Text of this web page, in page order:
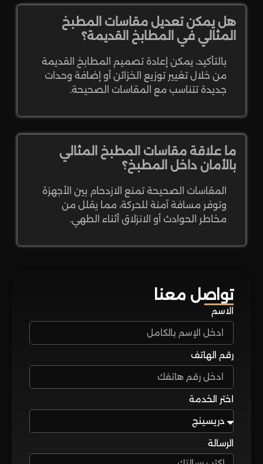
تواصل معنا
الاسم
رقم الهاتف
اختر الخدمة
الرسالة
هل يمكن تعديل مقاسات المطبخ
المثالي في المطابخ القديمة؟
بالتأكيد، يمكن إعادة تصميم المطابخ القديمة
من خلال تغيير توزيع الخزائن أو إضافة وحدات
جديدة تتناسب مع المقاسات الصحيحة.
ما علاقة مقاسات المطبخ المثالي
بالأمان داخل المطبخ؟
المقاسات الصحيحة تمنع الازدحام بين الأجهزة
وتوفر مسافة آمنة للحركة، مما يقلل من
مخاطر الحوادث أو الانزلاق أثناء الطهي.